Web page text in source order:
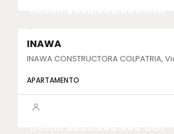
INAWA
APARTAMENTO